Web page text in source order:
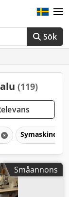
Sök
(119)
Symaskiner
Småannons